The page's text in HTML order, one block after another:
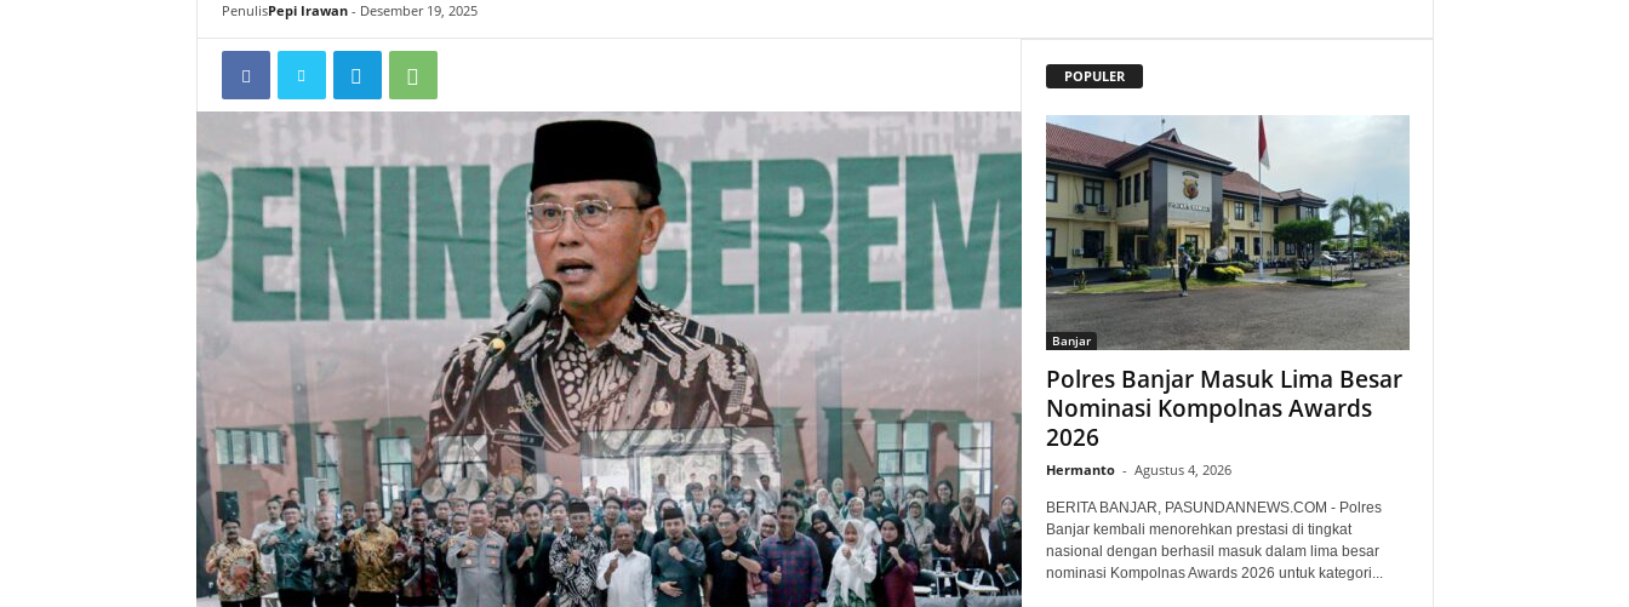
PenulisPepi Irawan- Desember 19, 2025
POPULER
Banjar
Polres Banjar Masuk Lima Besar
Nominasi Kompolnas Awards
2026
Hermanto - Agustus 4, 2026
BERITA BANJAR, PASUNDANNEWS.COM - Polres
Banjar kembali menorehkan prestasi di tingkat
nasional dengan berhasil masuk dalam lima besar
nominasi Kompolnas Awards 2026 untuk kategori...